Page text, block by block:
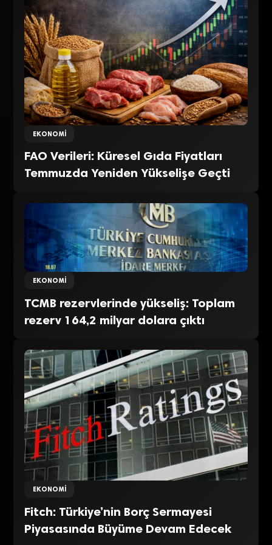
EKONOMI
FAO Verileri: Küresel Gıda Fiyatları
Temmuzda Yeniden Yükselişe Geçti
EKONOMI
TCMB rezervlerinde yükseliş: Toplam
rezerv 164,2 milyar dolara çıktı
EKONOMI
Fitch: Türkiye’nin Borç Sermayesi
Piyasasında Büyüme Devam Edecek